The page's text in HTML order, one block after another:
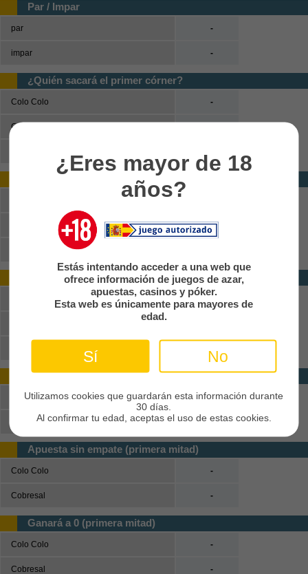
Par / Impar
par
impar
-
-
¿Quién sacará el primer córner?
Colo Colo
Cobresal
-
Ganador (primera mitad)
-
Doble oportunidad (primera mitad)
Colo Colo o empate
Marcarán los dos (primera mitad)
-
-
Apuesta sin empate (primera mitad)
Colo Colo
Cobresal
-
-
Ganará a 0 (primera mitad)
Colo Colo
Cobresal
-
-
¿Eres mayor de 18
años?
Estás intentando acceder a una web que
ofrece información de juegos de azar,
apuestas, casinos y póker.
Esta web es únicamente para mayores de
edad.
Sí No
Utilizamos cookies que guardarán esta información durante
30 días.
Al confirmar tu edad, aceptas el uso de estas cookies.